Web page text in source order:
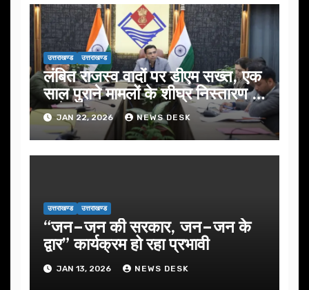
उत्तराखण्ड उत्तराखण्ड
लंबित राजस्व वादों पर डीएम सख्त, एक
साल पुराने मामलों के शीघ्र निस्तारण के
आदेश…
JAN 22, 2026 NEWS DESK
उत्तराखण्ड उत्तराखण्ड
“जन–जन की सरकार, जन–जन के
द्वार” कार्यक्रम हो रहा प्रभावी
JAN 13, 2026 NEWS DESK